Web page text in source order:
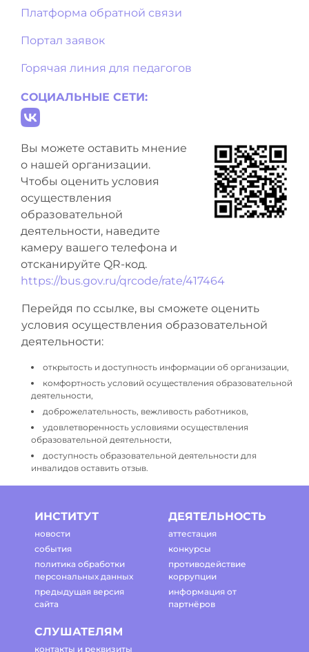
Платформа обратной связи
Портал заявок
Горячая линия для педагогов
СОЦИАЛЬНЫЕ СЕТИ:
Вы можете оставить мнение
о нашей организации.
Чтобы оценить условия
осуществления
образовательной
деятельности, наведите
камеру вашего телефона и
отсканируйте QR-код.
https://bus.gov.ru/qrcode/rate/417464
Перейдя по ссылке, вы сможете оценить
условия осуществления образовательной
деятельности:
открытость и доступность информации об организации,
комфортность условий осуществления образовательной
деятельности,
доброжелательность, вежливость работников,
удовлетворенность условиями осуществления
образовательной деятельности,
доступность образовательной деятельности для
инвалидов оставить отзыв.
ИНСТИТУТ
новости
события
политика обработки
персональных данных
предыдущая версия
сайта
ДЕЯТЕЛЬНОСТЬ
аттестация
конкурсы
противодействие
коррупции
информация от
партнёров
СЛУШАТЕЛЯМ
контакты и реквизиты